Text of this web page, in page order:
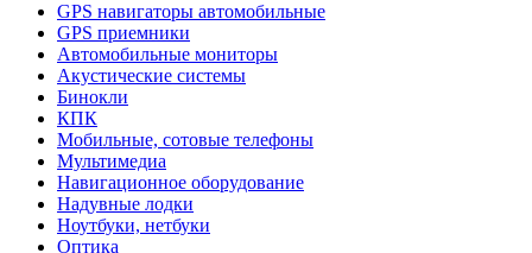
GPS навигаторы автомобильные
GPS приемники
Автомобильные мониторы
Акустические системы
Бинокли
КПК
Мобильные, сотовые телефоны
Мультимедиа
Навигационное оборудование
Надувные лодки
Ноутбуки, нетбуки
Оптика